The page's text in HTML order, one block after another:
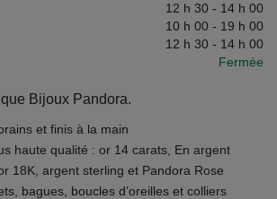
12 h 30 - 14 h 00
10 h 00 - 19 h 00
12 h 30 - 14 h 00
Fermée
Bijoux Pandora.
et finis à la main
haute qualité : or 14 carats, En argent
18K, argent sterling et Pandora Rose
bagues, boucles d’oreilles et colliers